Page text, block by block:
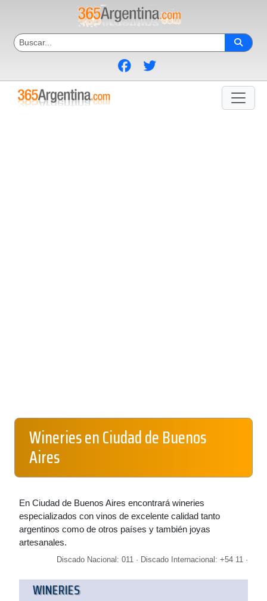
Wineries en Ciudad de Buenos
Aires
En Ciudad de Buenos Aires encontrará wineries
especializados con vinos de excelente calidad tanto
argentinos como de otros países y también joyas
artesanales.
Discado Nacional: 011 · Discado Internacional: +54 11 ·
WINERIES